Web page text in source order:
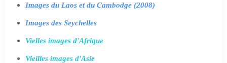
Images du Laos et du Cambodge (2008)
Images des Seychelles
Vielles images d'Afrique
Vieilles images d'Asie